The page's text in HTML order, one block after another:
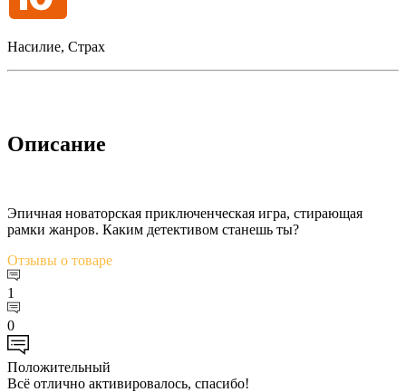
Насилие, Страх
Описание
Эпичная новаторская приключенческая игра, стирающая
рамки жанров. Каким детективом станешь ты?
Отзывы о товаре
1
0
Положительный
Всё отлично активировалось, спасибо!